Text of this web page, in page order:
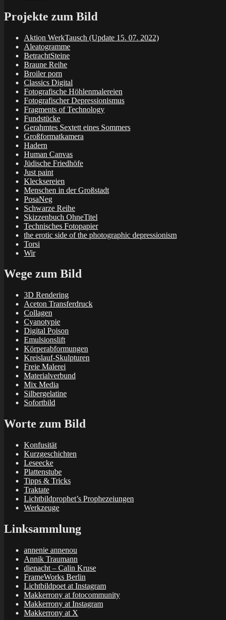
Projekte zum Bild
Aktion WerkTausch (Update 15. 07. 2022)
Aleatogramme
BetrachtSteine
Braune Reihe
Broiler porn
Classics Digital
Fotografische Höhlenmalereien
Fotografischer Depressionismus
Fragments of Technology
Fundstücke
Gerahmtes Sextett eines Sommers
Großformatkamera
Hadern
Human Canvas
Jüdische Friedhöfe
Just paint
Klecksereien
Menschen in der Großstadt
PosaNeg
Schwarze Reihe
Skizzenbuch OhneTitel
Technisches Fotopapier
the erotic side of the photographic depressionism
Torsi
Wir
Wege zum Bild
3D Rendering
Aceton Transferdruck
Collagen
Cyanotypie
Digital Poison
Emulsionslift
Körperabformungen
Kreislauf-Skulpturen
Freie Malerei
Materialverbund
Mix Media
Silbergelatine
Sofortbild
Worte zum Bild
Konfusität
Kurzgeschichten
Leseecke
Plattenstube
Tipps & Tricks
Traktate
Lichtbildprophet’s Prophezeiungen
Werkzeuge
Linksammlung
annenie annenou
Annik Traumann
dienacht – Calin Kruse
FrameWorks Berlin
Lichtbildpoet at Instagram
Makkerrony at fotocommunity
Makkerrony at Instagram
Makkerrony at X